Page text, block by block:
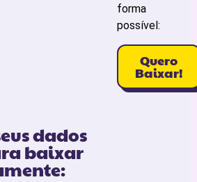
forma
possível:
Quero
Baixar!
dados
baixar